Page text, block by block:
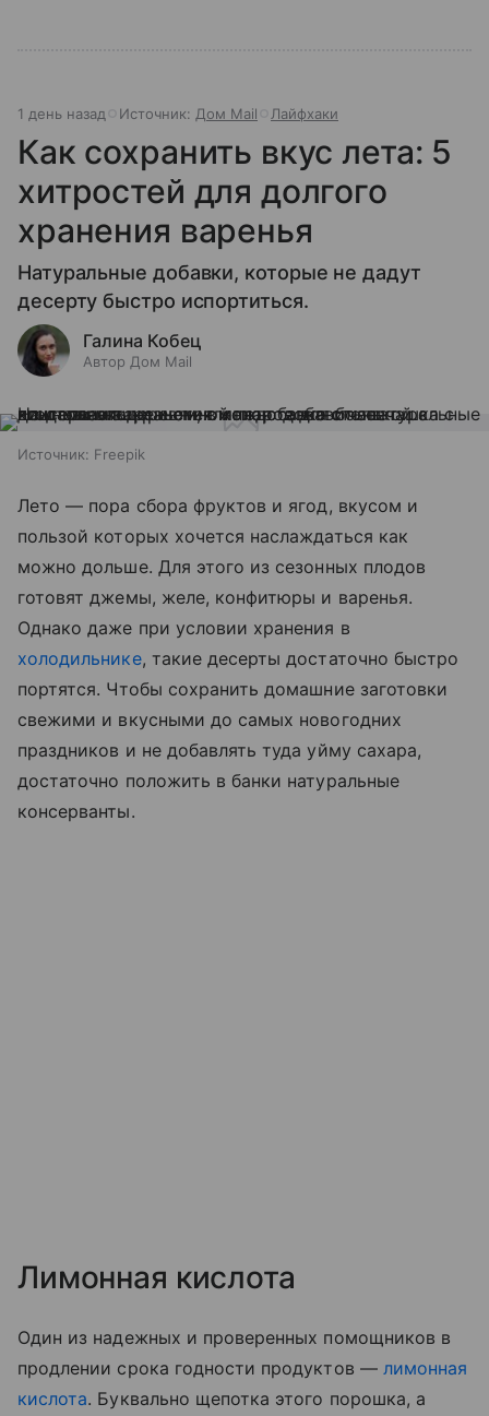
1 день назад Источник: Дом Mail Лайфхаки
Как сохранить вкус лета: 5
хитростей для долгого
хранения варенья
Натуральные добавки, которые не дадут
десерту быстро испортиться.
Галина Кобец
Автор Дом Mail
Источник: Freepik
Лето — пора сбора фруктов и ягод, вкусом и
пользой которых хочется наслаждаться как
можно дольше. Для этого из сезонных плодов
готовят джемы, желе, конфитюры и варенья.
Однако даже при условии хранения в
холодильнике, такие десерты достаточно быстро
портятся. Чтобы сохранить домашние заготовки
свежими и вкусными до самых новогодних
праздников и не добавлять туда уйму сахара,
достаточно положить в банки натуральные
консерванты.
Лимонная кислота
Один из надежных и проверенных помощников в
продлении срока годности продуктов — лимонная
кислота. Буквально щепотка этого порошка, а